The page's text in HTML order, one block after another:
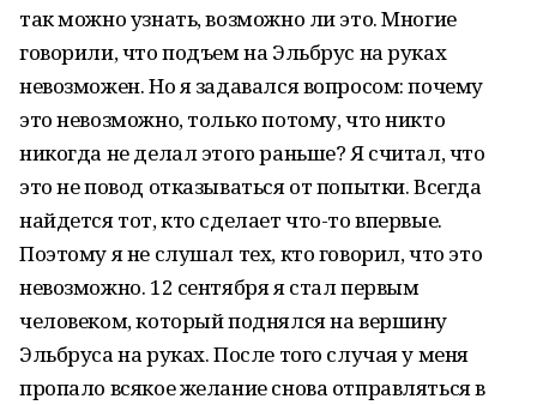
так можно узнать, возможно ли это. Многие
говорили, что подъем на Эльбрус на руках
невозможен. Но я задавался вопросом: почему
это невозможно, только потому, что никто
никогда не делал этого раньше? Я считал, что
это не повод отказываться от попытки. Всегда
найдется тот, кто сделает что-то впервые.
Поэтому я не слушал тех, кто говорил, что это
невозможно. 12 сентября я стал первым
человеком, который поднялся на вершину
Эльбруса на руках. После того случая у меня
пропало всякое желание снова отправляться в